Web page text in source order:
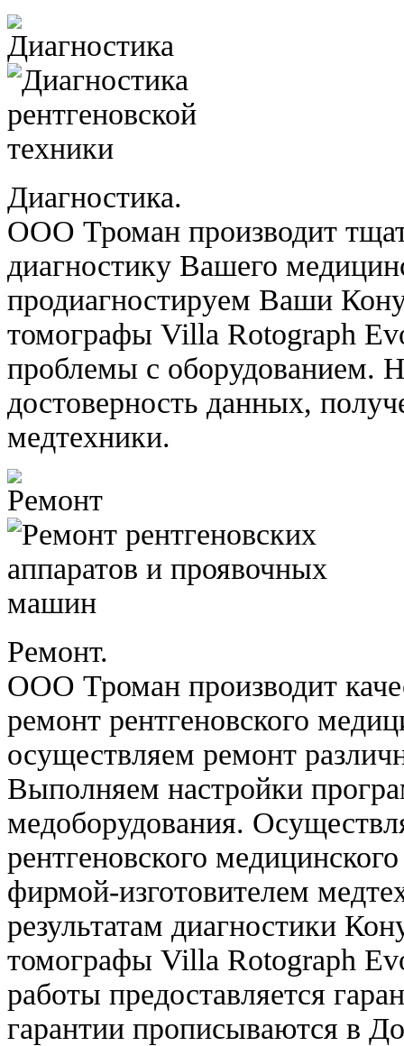
Диагностика.
ООО Троман производит
диагностику Вашего
продиагностируем Ваши
томографы Villa Rotograph
проблемы с оборудованием.
достоверность данных,
медтехники.
Ремонт.
ООО Троман производит
ремонт рентгеновского
осуществляем ремонт
Выполняем настройки
медоборудования.
рентгеновского
фирмой-изготовителем
результатам диагностики
томографы Villa Rotograph
работы предоставляется
гарантии прописываются в